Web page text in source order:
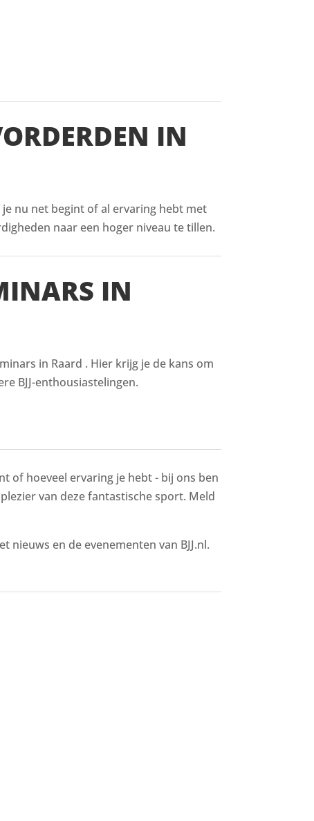
IN
nu net begint of al ervaring hebt met
naar een hoger niveau te tillen.
IN
in Raard . Hier krijg je de kans om
BJJ-enthousiastelingen.
of hoeveel ervaring je hebt - bij ons ben
van deze fantastische sport. Meld
en de evenementen van BJJ.nl.